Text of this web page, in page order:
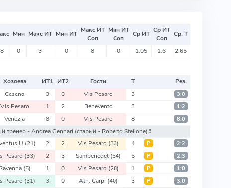
Мин Макс ИТ Мин ИТ Макс ИТ
Соп
Мин ИТ
Соп
Ср ИТ Ср ИТ
Соп
Ср. Т
8 0 3 0 8 0 1.05 1.6 2.65
Хозяева ИТ1 ИТ2 Гости Т
Рез.
Cesena 3 0 Vis Pesaro 3 3:0
Vis Pesaro 1 2 Benevento 3 1:2
Venezia 8 0 Vis Pesaro 8 8:0
тренер - Andrea Gennari (старый - Roberto Stellone) ❗️
U (21) 2 2 Vis Pesaro (33) 4 Р 2:2
Pesaro (33) 2 3 Sambenedet (54) 5 Р 2:3
Ravenna (5) 1 0 Vis Pesaro (28) 1 Р 1:0
Pesaro (31) 3 0 Ath. Carpi (40) 3 Р 3:0